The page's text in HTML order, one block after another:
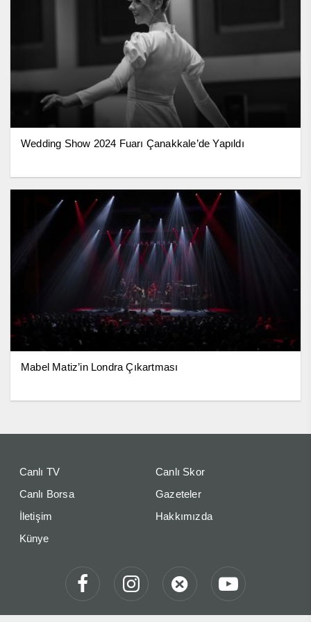
Wedding Show 2024 Fuarı Çanakkale’de Yapıldı
Mabel Matiz’in Londra Çıkartması
Canlı TV
Canlı Skor
Canlı Borsa
Gazeteler
İletişim
Hakkımızda
Künye